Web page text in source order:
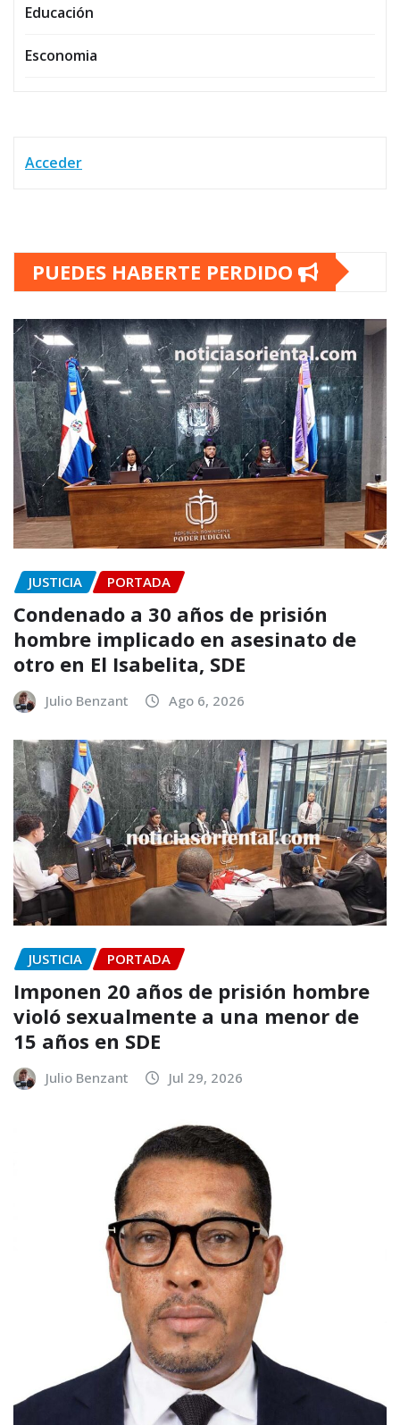
Educación
Esconomia
Acceder
PUEDES HABERTE PERDIDO
JUSTICIA PORTADA
Condenado a 30 años de prisión
hombre implicado en asesinato de
otro en El Isabelita, SDE
Julio Benzant Ago 6, 2026
JUSTICIA PORTADA
Imponen 20 años de prisión hombre
violó sexualmente a una menor de
15 años en SDE
Julio Benzant Jul 29, 2026